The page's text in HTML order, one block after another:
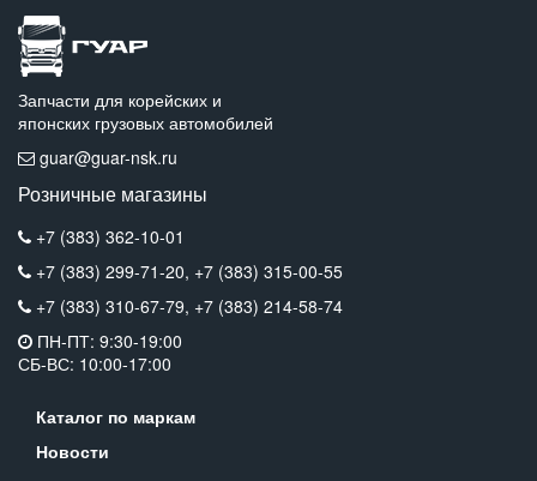
Запчасти для корейских и
японских грузовых автомобилей
guar@guar-nsk.ru
Розничные магазины
+7 (383) 362-10-01
+7 (383) 299-71-20, +7 (383) 315-00-55
+7 (383) 310-67-79, +7 (383) 214-58-74
ПН-ПТ: 9:30-19:00
СБ-ВС: 10:00-17:00
Каталог по маркам
Новости